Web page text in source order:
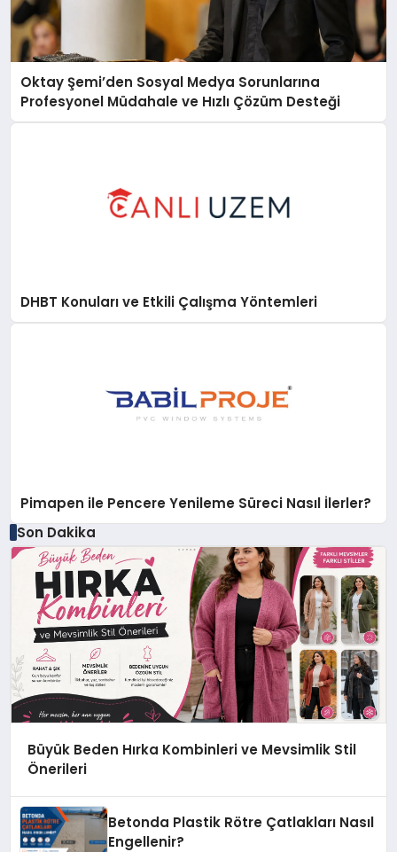
Oktay Şemi’den Sosyal Medya Sorunlarına
Profesyonel Müdahale ve Hızlı Çözüm Desteği
DHBT Konuları ve Etkili Çalışma Yöntemleri
Pimapen ile Pencere Yenileme Süreci Nasıl İlerler?
Son Dakika
Büyük Beden Hırka Kombinleri ve Mevsimlik Stil
Önerileri
Betonda Plastik Rötre Çatlakları Nasıl
Engellenir?